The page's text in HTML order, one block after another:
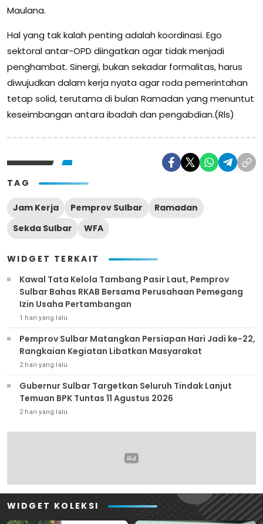
Maulana.
Hal yang tak kalah penting adalah koordinasi. Ego
sektoral antar-OPD diingatkan agar tidak menjadi
penghambat. Sinergi, bukan sekadar formalitas, harus
diwujudkan dalam kerja nyata agar roda pemerintahan
tetap solid, terutama di bulan Ramadan yang menuntut
keseimbangan antara ibadah dan pengabdian.(Rls)
TAG
Jam Kerja Pemprov Sulbar
Ramadan
Sekda Sulbar
WFA
WIDGET TERKAIT
Kawal Tata Kelola Tambang Pasir Laut, Pemprov
Sulbar Bahas RKAB Bersama Perusahaan Pemegang
Izin Usaha Pertambangan
1 hari yang lalu
Pemprov Sulbar Matangkan Persiapan Hari Jadi ke-22,
Rangkaian Kegiatan Libatkan Masyarakat
2 hari yang lalu
Gubernur Sulbar Targetkan Seluruh Tindak Lanjut
Temuan BPK Tuntas 11 Agustus 2026
2 hari yang lalu
WIDGET KOLEKSI